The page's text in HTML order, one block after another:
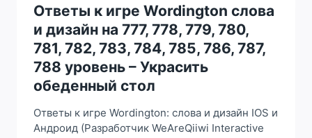
ДИЗАЙН
НА
668,
669,
670,
671,
672,
673,
675,
676,
Ответы к игре Wordington слова
и дизайн на 777, 778, 779, 780,
781, 782, 783, 784, 785, 786, 787,
788 уровень – Украсить
обеденный стол
Ответы к игре Wordington: слова и дизайн IOS и
Андроид (Разработчик WeAreQiiwi Interactive